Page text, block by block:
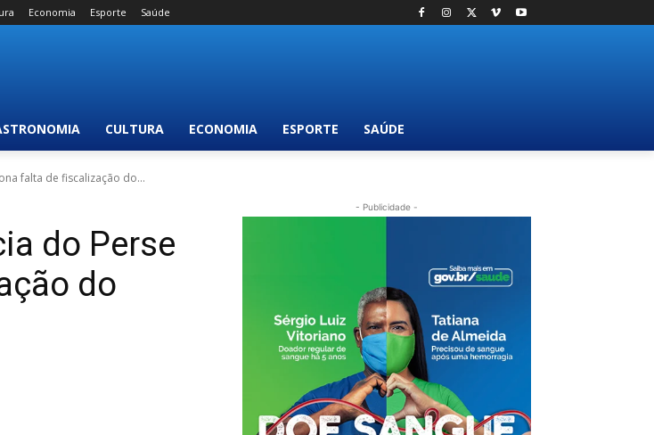
Economia Esporte Saúde
CULTURA ECONOMIA ESPORTE SAÚDE
falta de fiscalização do...
do Perse
do
- Publicidade -